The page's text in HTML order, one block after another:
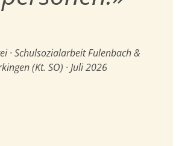
· Schulsozialarbeit Fulenbach &
(Kt. SO) · Juli 2026